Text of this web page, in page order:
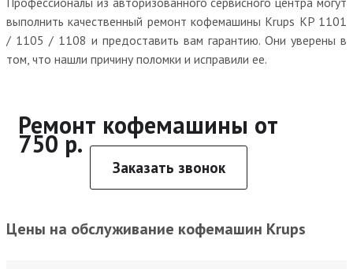
выполнить качественный ремонт кофемашины Krups KP 1101
/ 1105 / 1108 и предоставить вам гарантию. Они уверены в
том, что нашли причину поломки и исправили ее.
Ремонт кофемашины от
750 р.
Заказать звонок
Цены на обслуживание кофемашин Krups